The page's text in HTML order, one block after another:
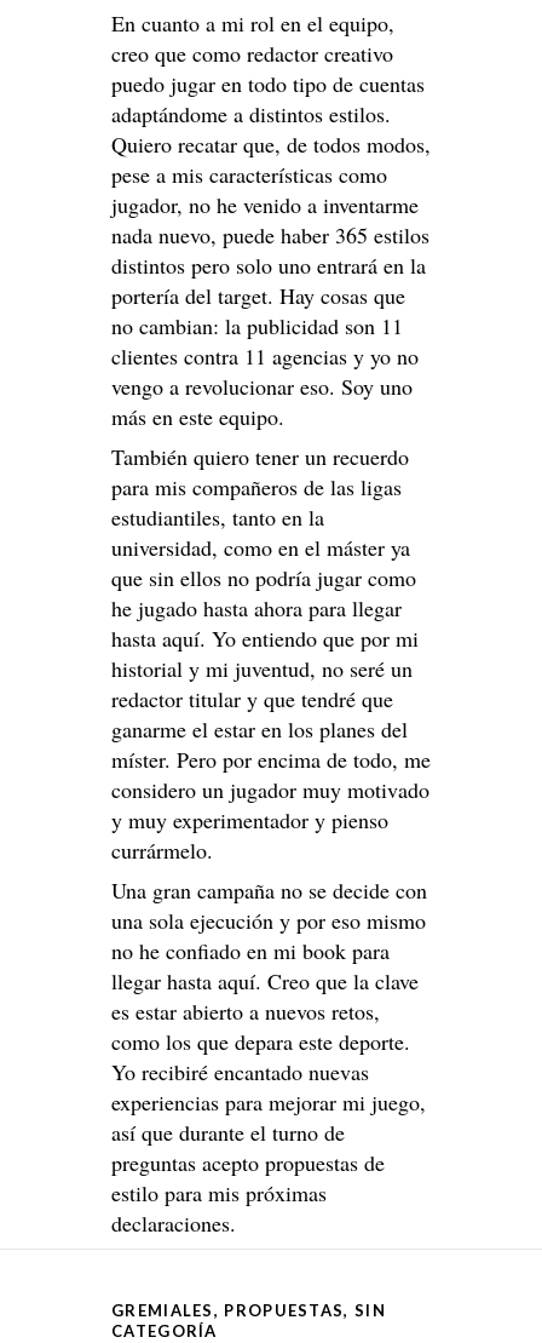
En cuanto a mi rol en el equipo,
creo que como redactor creativo
puedo jugar en todo tipo de cuentas
adaptándome a distintos estilos.
Quiero recatar que, de todos modos,
pese a mis características como
jugador, no he venido a inventarme
nada nuevo, puede haber 365 estilos
distintos pero solo uno entrará en la
portería del target. Hay cosas que
no cambian: la publicidad son 11
clientes contra 11 agencias y yo no
vengo a revolucionar eso. Soy uno
más en este equipo.
También quiero tener un recuerdo
para mis compañeros de las ligas
estudiantiles, tanto en la
universidad, como en el máster ya
que sin ellos no podría jugar como
he jugado hasta ahora para llegar
hasta aquí. Yo entiendo que por mi
historial y mi juventud, no seré un
redactor titular y que tendré que
ganarme el estar en los planes del
míster. Pero por encima de todo, me
considero un jugador muy motivado
y muy experimentador y pienso
currármelo.
Una gran campaña no se decide con
una sola ejecución y por eso mismo
no he confiado en mi book para
llegar hasta aquí. Creo que la clave
es estar abierto a nuevos retos,
como los que depara este deporte.
Yo recibiré encantado nuevas
experiencias para mejorar mi juego,
así que durante el turno de
preguntas acepto propuestas de
estilo para mis próximas
declaraciones.
GREMIALES, PROPUESTAS, SIN
CATEGORÍA